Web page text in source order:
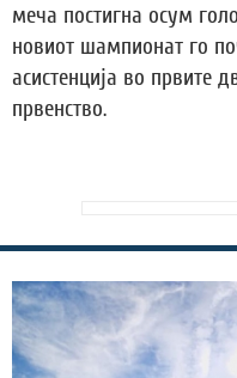
меча постигна осум
новиот шампионат го
асистенција во првите
првенство.